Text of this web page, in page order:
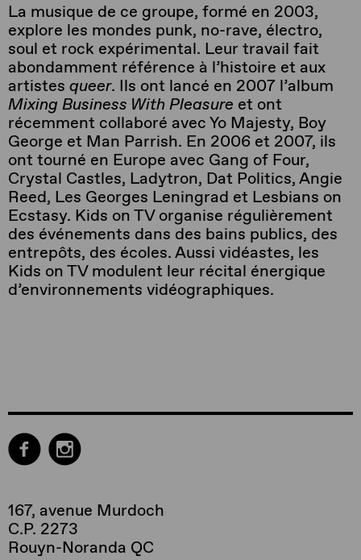
La musique de ce groupe, formé en 2003,
explore les mondes punk, no-rave, électro,
soul et rock expérimental. Leur travail fait
abondamment référence à l’histoire et aux
artistes queer. Ils ont lancé en 2007 l’album
Mixing Business With Pleasure et ont
récemment collaboré avec Yo Majesty, Boy
George et Man Parrish. En 2006 et 2007, ils
ont tourné en Europe avec Gang of Four,
Crystal Castles, Ladytron, Dat Politics, Angie
Reed, Les Georges Leningrad et Lesbians on
Ecstasy. Kids on TV organise régulièrement
des événements dans des bains publics, des
entrepôts, des écoles. Aussi vidéastes, les
Kids on TV modulent leur récital énergique
d’environnements vidéographiques.
167, avenue Murdoch
C.P. 2273
Rouyn-Noranda QC